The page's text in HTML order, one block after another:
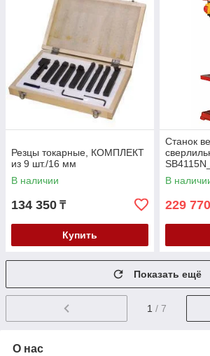
Резцы токарные, КОМПЛЕКТ
из 9 шт./16 мм
В наличии
134 350 ₸
Купить
Станок
В
229 770
Показать ещё
1 / 7
О нас